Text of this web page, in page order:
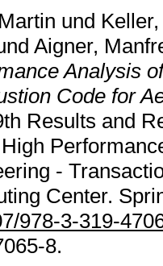
und
Aigner,
Analysis
Code for
Results and
-
Center.
978-3-319-
8.